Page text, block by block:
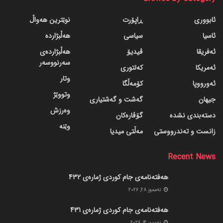
ئابووری
ئاسیا
ئەفریقا
ئەمریکا
ئەورووپا
جیهان
دسته‌بندی نشده
زانست و تەندرووستی
ڕاپۆرت
سیاسی
ڤیدیۆ
کەلتوری
کۆمەڵگا
گه‌شت و گه‌شتیاری
گۆڤاره‌کان
مەڵتی میدیا
نوێترین هەواڵ
هەڵبژاردە
هەڵبژاردەی
سەرنووسەر
وتار
وتووێژ
وەرزش
وێنە
Recent News
هەفتەنامەی جام کوردی ژمارەی 432
ته‌مموز 28, 2026
هەفتەنامەی جام کوردی ژمارەی 431